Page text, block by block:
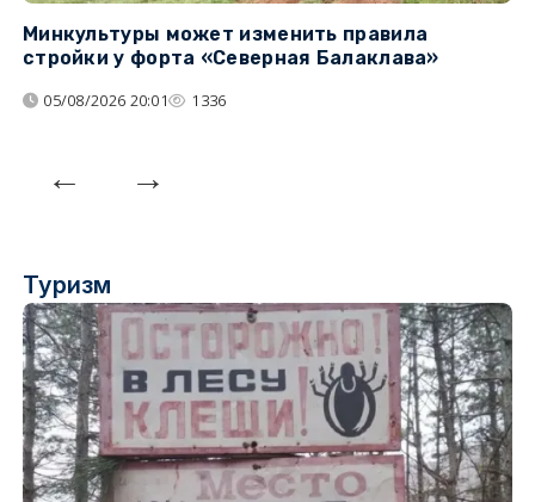
Минкультуры может изменить правила
стройки у форта «Северная Балаклава»
05/08/2026 20:01 1336
Туризм